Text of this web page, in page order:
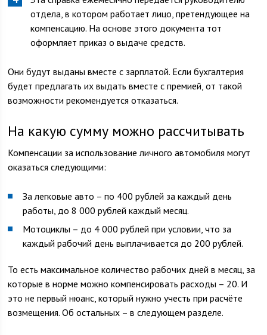
отдела, в котором работает лицо, претендующее на
компенсацию. На основе этого документа тот
оформляет приказ о выдаче средств.
Они будут выданы вместе с зарплатой. Если бухгалтерия
будет предлагать их выдать вместе с премией, от такой
возможности рекомендуется отказаться.
На какую сумму можно рассчитывать
Компенсации за использование личного автомобиля могут
оказаться следующими:
За легковые авто – по 400 рублей за каждый день
работы, до 8 000 рублей каждый месяц.
Мотоциклы – до 4 000 рублей при условии, что за
каждый рабочий день выплачивается до 200 рублей.
То есть максимальное количество рабочих дней в месяц, за
которые в норме можно компенсировать расходы – 20. И
это не первый нюанс, который нужно учесть при расчёте
возмещения. Об остальных – в следующем разделе.